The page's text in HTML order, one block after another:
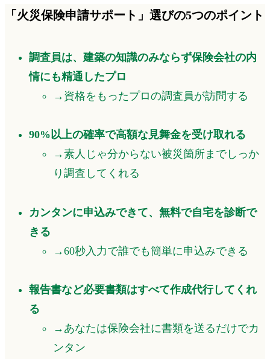
「火災保険申請サポート」選びの5つのポイント
調査員は、建築の知識のみならず保険会社の内
情にも精通したプロ
→ 資格をもったプロの調査員が訪問する
90%以上の確率で高額な見舞金を受け取れる
→素人じゃ分からない被災箇所までしっか
り調査してくれる
カンタンに申込みできて、 無料で自宅を診断で
きる
→60秒入力で誰でも簡単に申込みできる
報告書など必要書類はすべて作成代行してくれ
る
→あなたは保険会社に書類を送るだけでカ
ンタン